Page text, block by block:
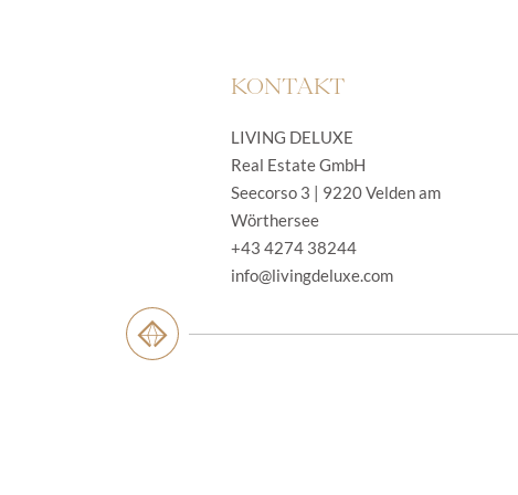
KONTAKT
LIVING DELUXE
Real Estate GmbH
Seecorso 3 | 9220 Velden am
Wörthersee
+43 4274 38244
info@livingdeluxe.com